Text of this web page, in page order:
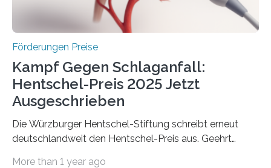
Überplanmäßige Verpflichtungsermächtigungen in
Förderungen Preise
Kampf Gegen Schlaganfall:
Hentschel-Preis 2025 Jetzt
Ausgeschrieben
Die Würzburger Hentschel-Stiftung schreibt erneut
deutschlandweit den Hentschel-Preis aus. Geehrt
More than 1 year ago